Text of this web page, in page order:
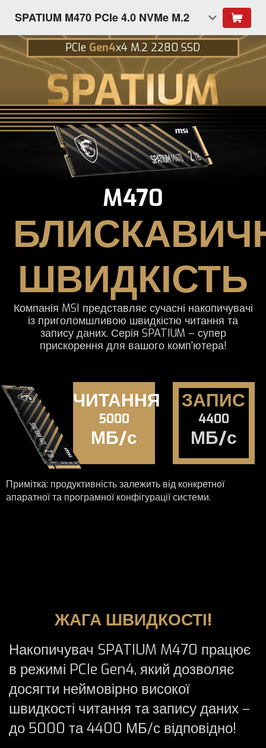
SPATIUM M470 PCIe 4.0 NVMe M.2
PCIe Gen4x4 M.2 2280 SSD
M470
ШВИДКІСТЬ
Компанія MSI представляє сучасні накопичувачі
із приголомшливою швидкістю читання та
запису даних. Серія SPATIUM – супер
прискорення для вашого комп'ютера!
ЧИТАННЯ
5000
МБ/с
ЗАПИС
4400
МБ/с
Примітка: продуктивність залежить від конкретної
апаратної та програмної конфігурації системи.
ЖАГА ШВИДКОСТІ!
Накопичувач SPATIUM M470 працює
в режимі PCIe Gen4, який дозволяє
досягти неймовірно високої
швидкості читання та запису даних –
до 5000 та 4400 МБ/с відповідно!